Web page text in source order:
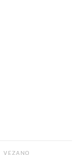
VEZANO